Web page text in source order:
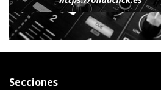
Secciones